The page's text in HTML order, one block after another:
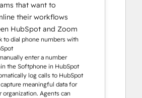
that want to
their workflows
HubSpot and Zoom
to dial phone numbers with
enter a number
the Softphone in HubSpot
log calls to HubSpot
meaningful data for
organization. Agents can